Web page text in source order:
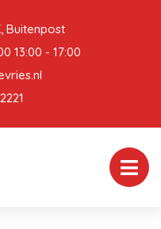
Buitenpost
13:00 - 17:00